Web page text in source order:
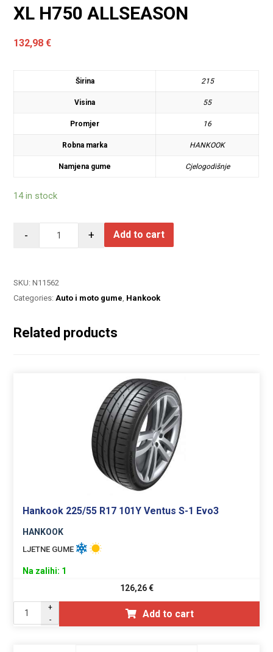
XL H750 ALLSEASON
132,98€
Širina 215
Visina 55
Promjer 16
Robna marka HANKOOK
Namjena gume Cjelogodišnje
14 in stock
- + Add to cart
SKU:N11562
Categories:Auto i moto gume, Hankook
Related products
Hankook 225/55 R17 101Y Ventus S-1 Evo3
HANKOOK
LJETNE GUME
Na zalihi: 1
126,26€
+
-
Add to cart